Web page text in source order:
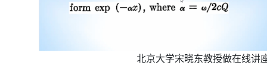
北京大学宋晓东教授做在线讲